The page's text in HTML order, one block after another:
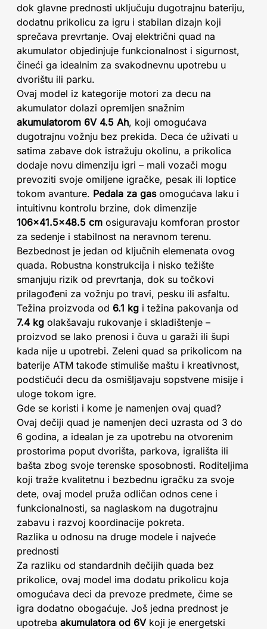
dok glavne prednosti uključuju dugotrajnu bateriju,
dodatnu prikolicu za igru i stabilan dizajn koji
sprečava prevrtanje. Ovaj električni quad na
akumulator objedinjuje funkcionalnost i sigurnost,
čineći ga idealnim za svakodnevnu upotrebu u
dvorištu ili parku.
Ovaj model iz kategorije motori za decu na
akumulator dolazi opremljen snažnim
akumulatorom 6V 4.5 Ah, koji omogućava
dugotrajnu vožnju bez prekida. Deca će uživati u
satima zabave dok istražuju okolinu, a prikolica
dodaje novu dimenziju igri – mali vozači mogu
prevoziti svoje omiljene igračke, pesak ili loptice
tokom avanture. Pedala za gasomogućava laku i
intuitivnu kontrolu brzine, dok dimenzije
106x41.5x48.5 cm osiguravaju komforan prostor
za sedenje i stabilnost na neravnom terenu.
Bezbednost je jedan od ključnih elemenata ovog
quada. Robustna konstrukcija i nisko težište
smanjuju rizik od prevrtanja, dok su točkovi
prilagođeni za vožnju po travi, pesku ili asfaltu.
Težina proizvoda od 6.1 kg i težina pakovanja od
7.4 kg olakšavaju rukovanje i skladištenje –
proizvod se lako prenosi i čuva u garaži ili šupi
kada nije u upotrebi. Zeleni quad sa prikolicom na
baterije ATM takođe stimuliše maštu i kreativnost,
podstičući decu da osmišljavaju sopstvene misije i
uloge tokom igre.
Gde se koristi i kome je namenjen ovaj quad?
Ovaj dečiji quad je namenjen deci uzrasta od 3 do
6 godina, a idealan je za upotrebu na otvorenim
prostorima poput dvorišta, parkova, igrališta ili
bašta zbog svoje terenske sposobnosti. Roditeljima
koji traže kvalitetnu i bezbednu igračku za svoje
dete, ovaj model pruža odličan odnos cene i
funkcionalnosti, sa naglaskom na dugotrajnu
zabavu i razvoj koordinacije pokreta.
Razlika u odnosu na druge modele i najveće
prednosti
Za razliku od standardnih dečijih quada bez
prikolice, ovaj model ima dodatu prikolicu koja
omogućava deci da prevoze predmete, čime se
igra dodatno obogaćuje. Još jedna prednost je
upotreba akumulatora od 6Vkoji je energetski